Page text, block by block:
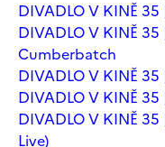
DIVADLO V KINĚ
DIVADLO V KINĚ
Cumberbatch
DIVADLO V KINĚ
DIVADLO V KINĚ
DIVADLO V KINĚ
Live)